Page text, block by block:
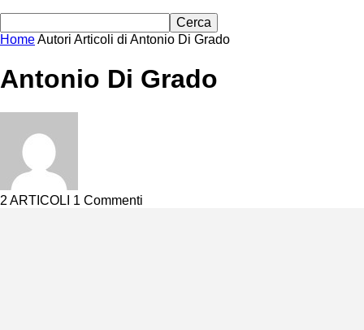
HomeAutori Articoli di Antonio Di Grado
Antonio Di Grado
2 ARTICOLI 1 Commenti